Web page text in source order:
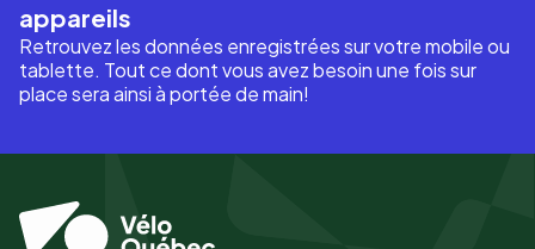
appareils
Retrouvez les données enregistrées sur votre mobile ou
tablette. Tout ce dont vous avez besoin une fois sur
place sera ainsi à portée de main!